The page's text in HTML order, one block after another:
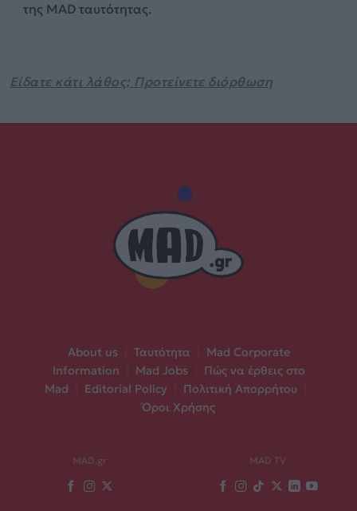
της MAD ταυτότητας.
Είδατε κάτι λάθος; Προτείνετε διόρθωση
About us Ταυτότητα
Mad Corporate
Information
Mad Jobs
Πώς να έρθεις στο
Mad
Editorial Policy Πολιτική Απορρήτου
Όροι Χρήσης
MAD.gr MAD TV